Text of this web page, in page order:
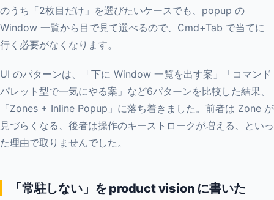
のうち「2枚目だけ」を選びたいケースでも、popup の
Window 一覧から目で見て選べるので、Cmd+Tab で当てに
行く必要がなくなります。
UI のパターンは、「下に Window 一覧を出す案」「コマンド
パレット型で一気にやる案」など6パターンを比較した結果、
「Zones + Inline Popup」に落ち着きました。前者は Zone が
見づらくなる、後者は操作のキーストロークが増える、といっ
た理由で取りませんでした。
「常駐しない」を product vision に書いた